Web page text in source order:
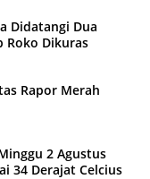
Didatangi Dua
Roko Dikuras
Rapor Merah
2 Agustus
34 Derajat Celcius